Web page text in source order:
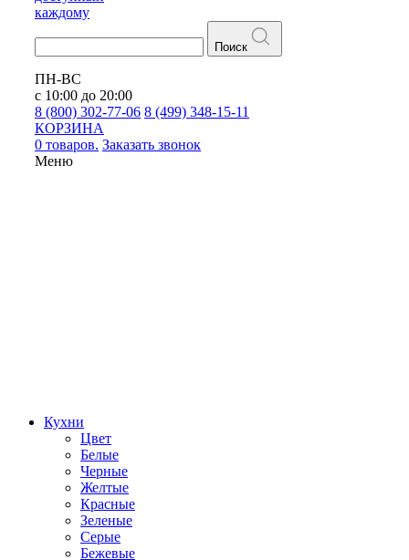
каждому
Поиск
ПН-ВС
с 10:00 до 20:00
8 (800) 302-77-06 8 (499) 348-15-11
КОРЗИНА
0 товаров. Заказать звонок
Меню
Кухни
Цвет
Белые
Черные
Желтые
Красные
Зеленые
Серые
Бежевые